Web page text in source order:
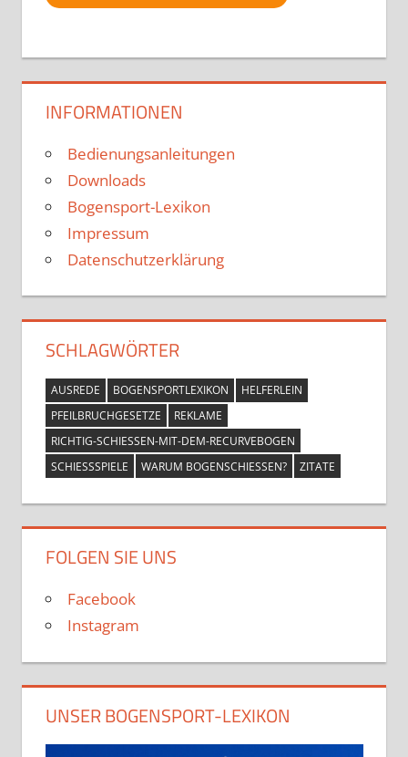
INFORMATIONEN
Bedienungsanleitungen
Downloads
Bogensport-Lexikon
Impressum
Datenschutzerklärung
SCHLAGWÖRTER
AUSREDE BOGENSPORTLEXIKON
HELFERLEIN
PFEILBRUCHGESETZE
REKLAME
RICHTIG-SCHIESSEN-MIT-DEM-RECURVEBOGEN
SCHIESSSPIELE
WARUM BOGENSCHIESSEN? ZITATE
FOLGEN SIE UNS
Facebook
Instagram
UNSER BOGENSPORT-LEXIKON